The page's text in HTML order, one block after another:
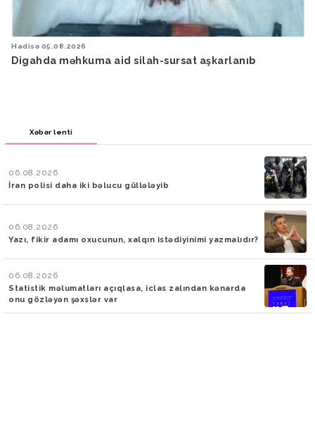
Hadisə 05.08.2026
Digahda məhkuma aid silah-sursat aşkarlanıb
Xəbər lenti
06.08.2026
İran polisi daha iki bəlucu güllələyib
06.08.2026
Yazı, fikir adamı oxucunun, xalqın istədiyinimi yazmalıdır?
06.08.2026
Statistik məlumatları açıqlasa, iclas zalından kənarda
onu gözləyən şəxslər var